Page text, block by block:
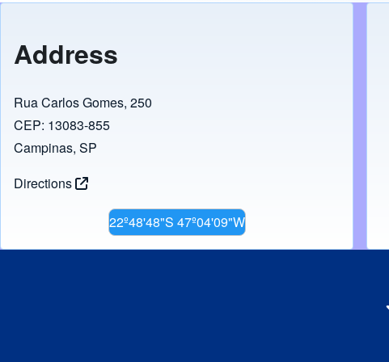
b
o
o
k
d
o
n
Address
Rua Carlos Gomes, 250
CEP: 13083-855
Campinas, SP
Directions
22º48'48"S 47º04'09"W